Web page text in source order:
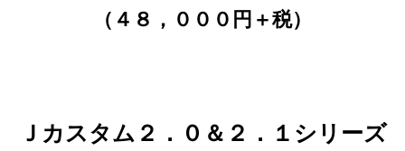
（４８，０００円＋税）
Ｊカスタム２．０＆２．１シリーズ